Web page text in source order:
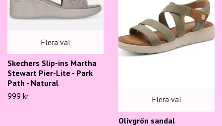
Flera val
Skechers Slip-ins Martha
Stewart Pier-Lite - Park
Path - Natural
999 kr
Flera val
Olivgrön sandal